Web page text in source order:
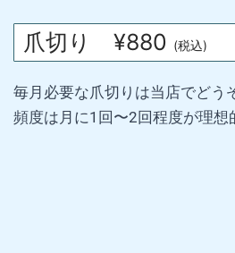
爪切り ¥880 (税込)
毎月必要な爪切りは当店でどう
頻度は月に1回〜2回程度が理想